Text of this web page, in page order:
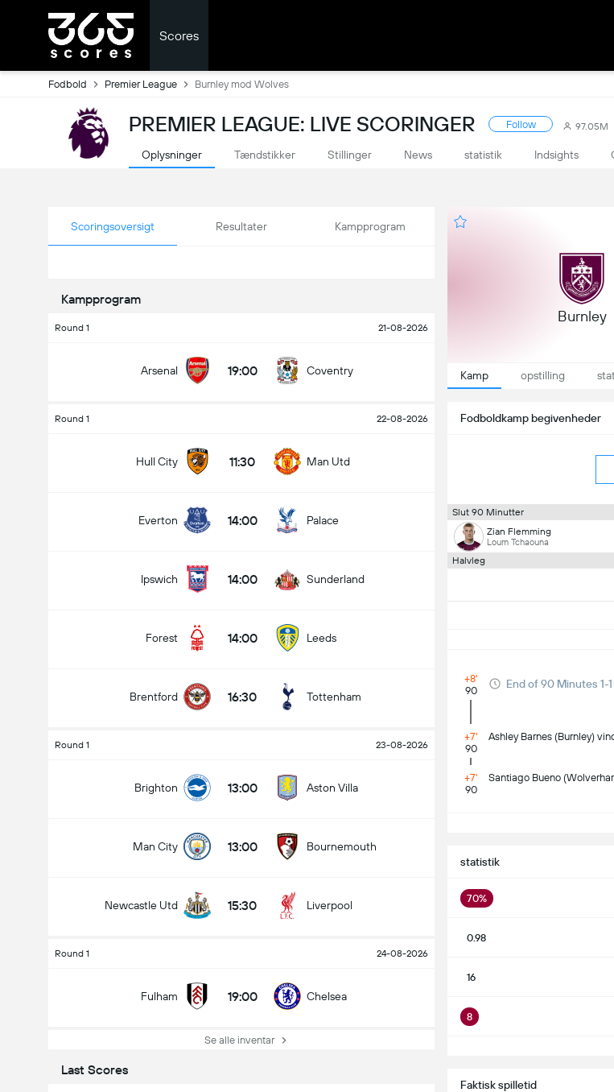
Scores
Fodbold Premier League Burnley mod Wolves
PREMIER LEAGUE: LIVE SCORINGER Follow 97.05M
Oplysninger Tændstikker Stillinger News statistik Indsights
Scoringsoversigt Resultater Kampprogram
Kampprogram
Round 1 21-08-2026
Arsenal 19:00 Coventry
Round 1 22-08-2026
Hull City 11:30 Man Utd
Everton 14:00 Palace
Ipswich 14:00 Sunderland
Forest 14:00 Leeds
Brentford 16:30 Tottenham
Round 1 23-08-2026
Brighton 13:00 Aston Villa
Man City 13:00 Bournemouth
Newcastle Utd 15:30 Liverpool
Round 1 24-08-2026
Fulham 19:00 Chelsea
Se alle inventar
Last Scores
Burnley
Kamp opstilling
Fodboldkamp begivenheder
Slut 90 Minutter
Zian Flemming
Loum Tchaouna
Halvleg
+8'
90
End of 90 Minutes 1-1
+7'
90
Ashley Barnes (Burnley)
+7'
90
Santiago Bueno
statistik
70%
0.98
16
8
Faktisk spilletid